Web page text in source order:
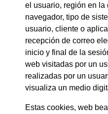
el usuario, región en la
navegador, tipo de
usuario, cliente o
recepción de correo
inicio y final de la
web visitadas por un
realizadas por un
visualiza un medio
Estas cookies, web